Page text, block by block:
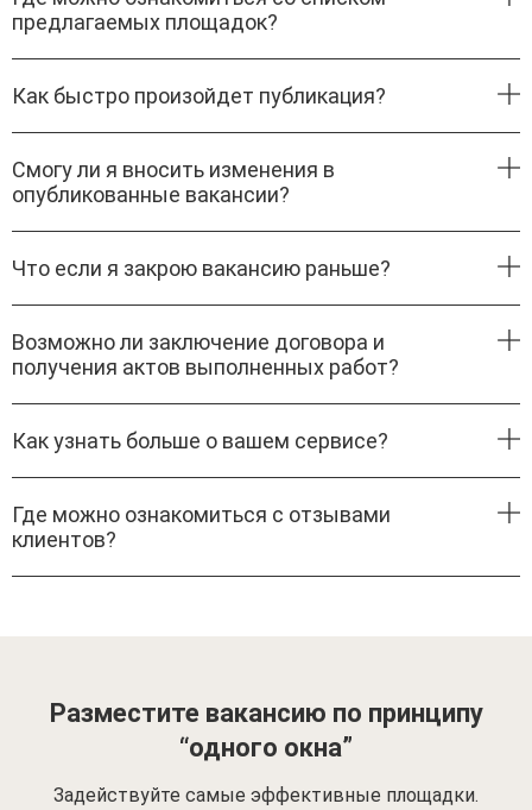
предлагаемых площадок?
Как быстро произойдет публикация?
Смогу ли я вносить изменения в
опубликованные вакансии?
Что если я закрою вакансию раньше?
Возможно ли заключение договора и
получения актов выполненных работ?
Как узнать больше о вашем сервисе?
Где можно ознакомиться с отзывами
клиентов?
Разместите вакансию по принципу
“одного окна”
Задействуйте самые эффективные площадки.